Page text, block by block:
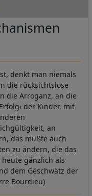
denkt man niemals
die rücksichtslose
die Arroganz, an die
der Kinder, mit
an
das müßte auch
zu ändern, die das
gänzlich als
dem Geschwätz der
Bourdieu)